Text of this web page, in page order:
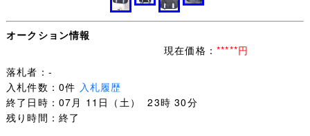
オークション情報
現在価格： *****円
落札者：-
入札件数：0件 入札履歴
終了日時：07月 11日（土） 23時 30分
残り時間：終了